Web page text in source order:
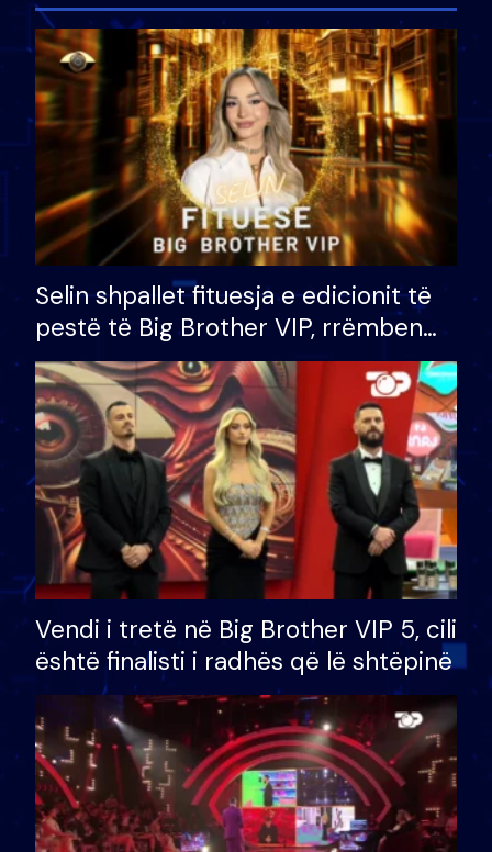
Selin shpallet fituesja e edicionit të
pestë të Big Brother VIP, rrëmben
çmimin e madh prej 100 mijë eurosh
Vendi i tretë në Big Brother VIP 5, cili
është finalisti i radhës që lë shtëpinë